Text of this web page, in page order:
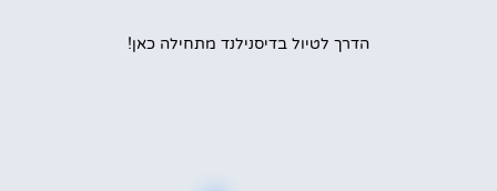
הדרך לטיול בדיסנילנד מתחילה כאן!